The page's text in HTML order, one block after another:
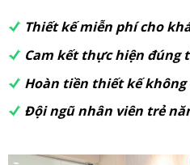
Thiết kế miễn phí cho
Cam kết thực hiện đúng
Hoàn tiền thiết kế không
Đội ngũ nhân viên trẻ